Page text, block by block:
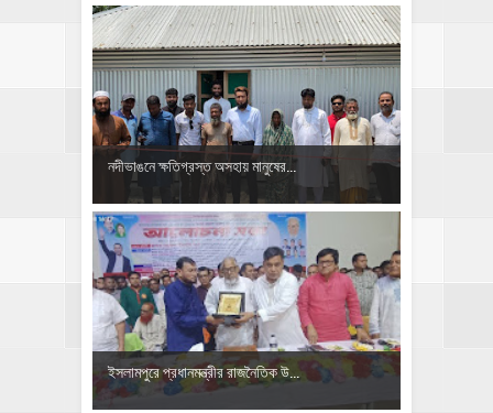
নদীভাঙনে ক্ষতিগ্রস্ত অসহায় মানুষের...
ইসলামপুরে প্রধানমন্ত্রীর রাজনৈতিক উ...